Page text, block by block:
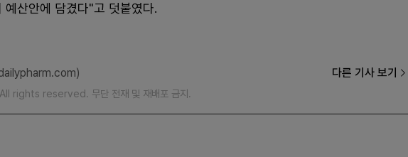
예산안에 담겼다"고 덧붙였다.
다른 기사 보기
rights reserved. 무단 전재 및 재배포 금지.